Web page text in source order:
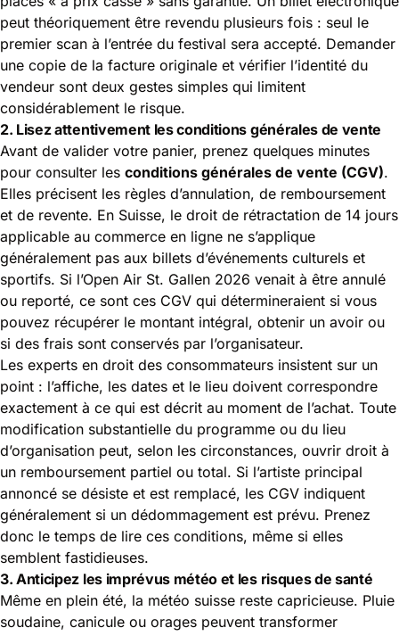
peut théoriquement être revendu plusieurs fois : seul le
premier scan à l’entrée du festival sera accepté. Demander
une copie de la facture originale et vérifier l’identité du
vendeur sont deux gestes simples qui limitent
considérablement le risque.
2. Lisez attentivement les conditions générales de vente
Avant de valider votre panier, prenez quelques minutes
pour consulter les conditions générales de vente (CGV).
Elles précisent les règles d’annulation, de remboursement
et de revente. En Suisse, le droit de rétractation de 14 jours
applicable au commerce en ligne ne s’applique
généralement pas aux billets d’événements culturels et
sportifs. Si l’Open Air St. Gallen 2026 venait à être annulé
ou reporté, ce sont ces CGV qui détermineraient si vous
pouvez récupérer le montant intégral, obtenir un avoir ou
si des frais sont conservés par l’organisateur.
Les experts en droit des consommateurs insistent sur un
point : l’affiche, les dates et le lieu doivent correspondre
exactement à ce qui est décrit au moment de l’achat. Toute
modification substantielle du programme ou du lieu
d’organisation peut, selon les circonstances, ouvrir droit à
un remboursement partiel ou total. Si l’artiste principal
annoncé se désiste et est remplacé, les CGV indiquent
généralement si un dédommagement est prévu. Prenez
donc le temps de lire ces conditions, même si elles
semblent fastidieuses.
3. Anticipez les imprévus météo et les risques de santé
Même en plein été, la météo suisse reste capricieuse. Pluie
soudaine, canicule ou orages peuvent transformer